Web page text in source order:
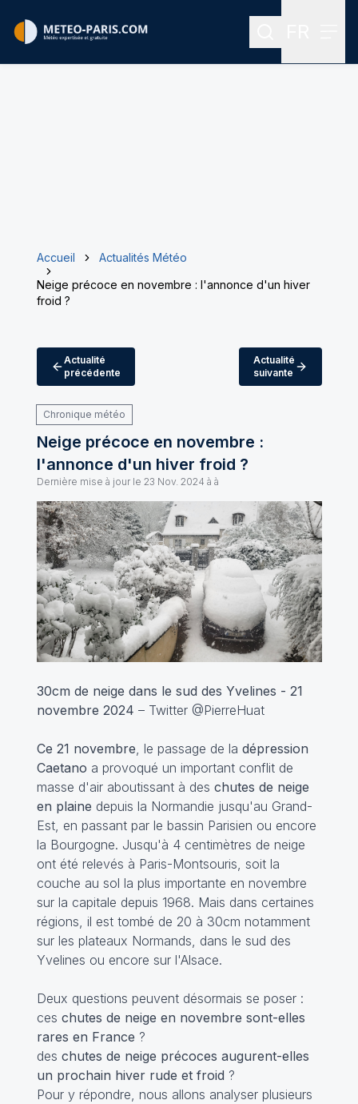
Rechercher
Accueil
Actualités Météo
Neige précoce en novembre : l'annonce d'un hiver
froid ?
Actualité
précédente
Actualité
suivante
Chronique météo
Neige précoce en novembre :
l'annonce d'un hiver froid ?
Dernière mise à jour le 23 Nov. 2024 à à
30cm de neige dans le sud des Yvelines - 21
novembre 2024 – Twitter @PierreHuat
Ce 21 novembre , le passage de la dépression
Caetano a provoqué un important conflit de
masse d'air aboutissant à des chutes de neige
en plaine depuis la Normandie jusqu'au Grand-
Est, en passant par le bassin Parisien ou encore
la Bourgogne. Jusqu'à 4 centimètres de neige
ont été relevés à Paris-Montsouris, soit la
couche au sol la plus importante en novembre
sur la capitale depuis 1968. Mais dans certaines
régions, il est tombé de 20 à 30cm notamment
sur les plateaux Normands, dans le sud des
Yvelines ou encore sur l'Alsace.
Deux questions peuvent désormais se poser :
ces chutes de neige en novembre sont-elles
rares en France ?
des chutes de neige précoces augurent-elles
un prochain hiver rude et froid ?
Pour y répondre, nous allons analyser plusieurs